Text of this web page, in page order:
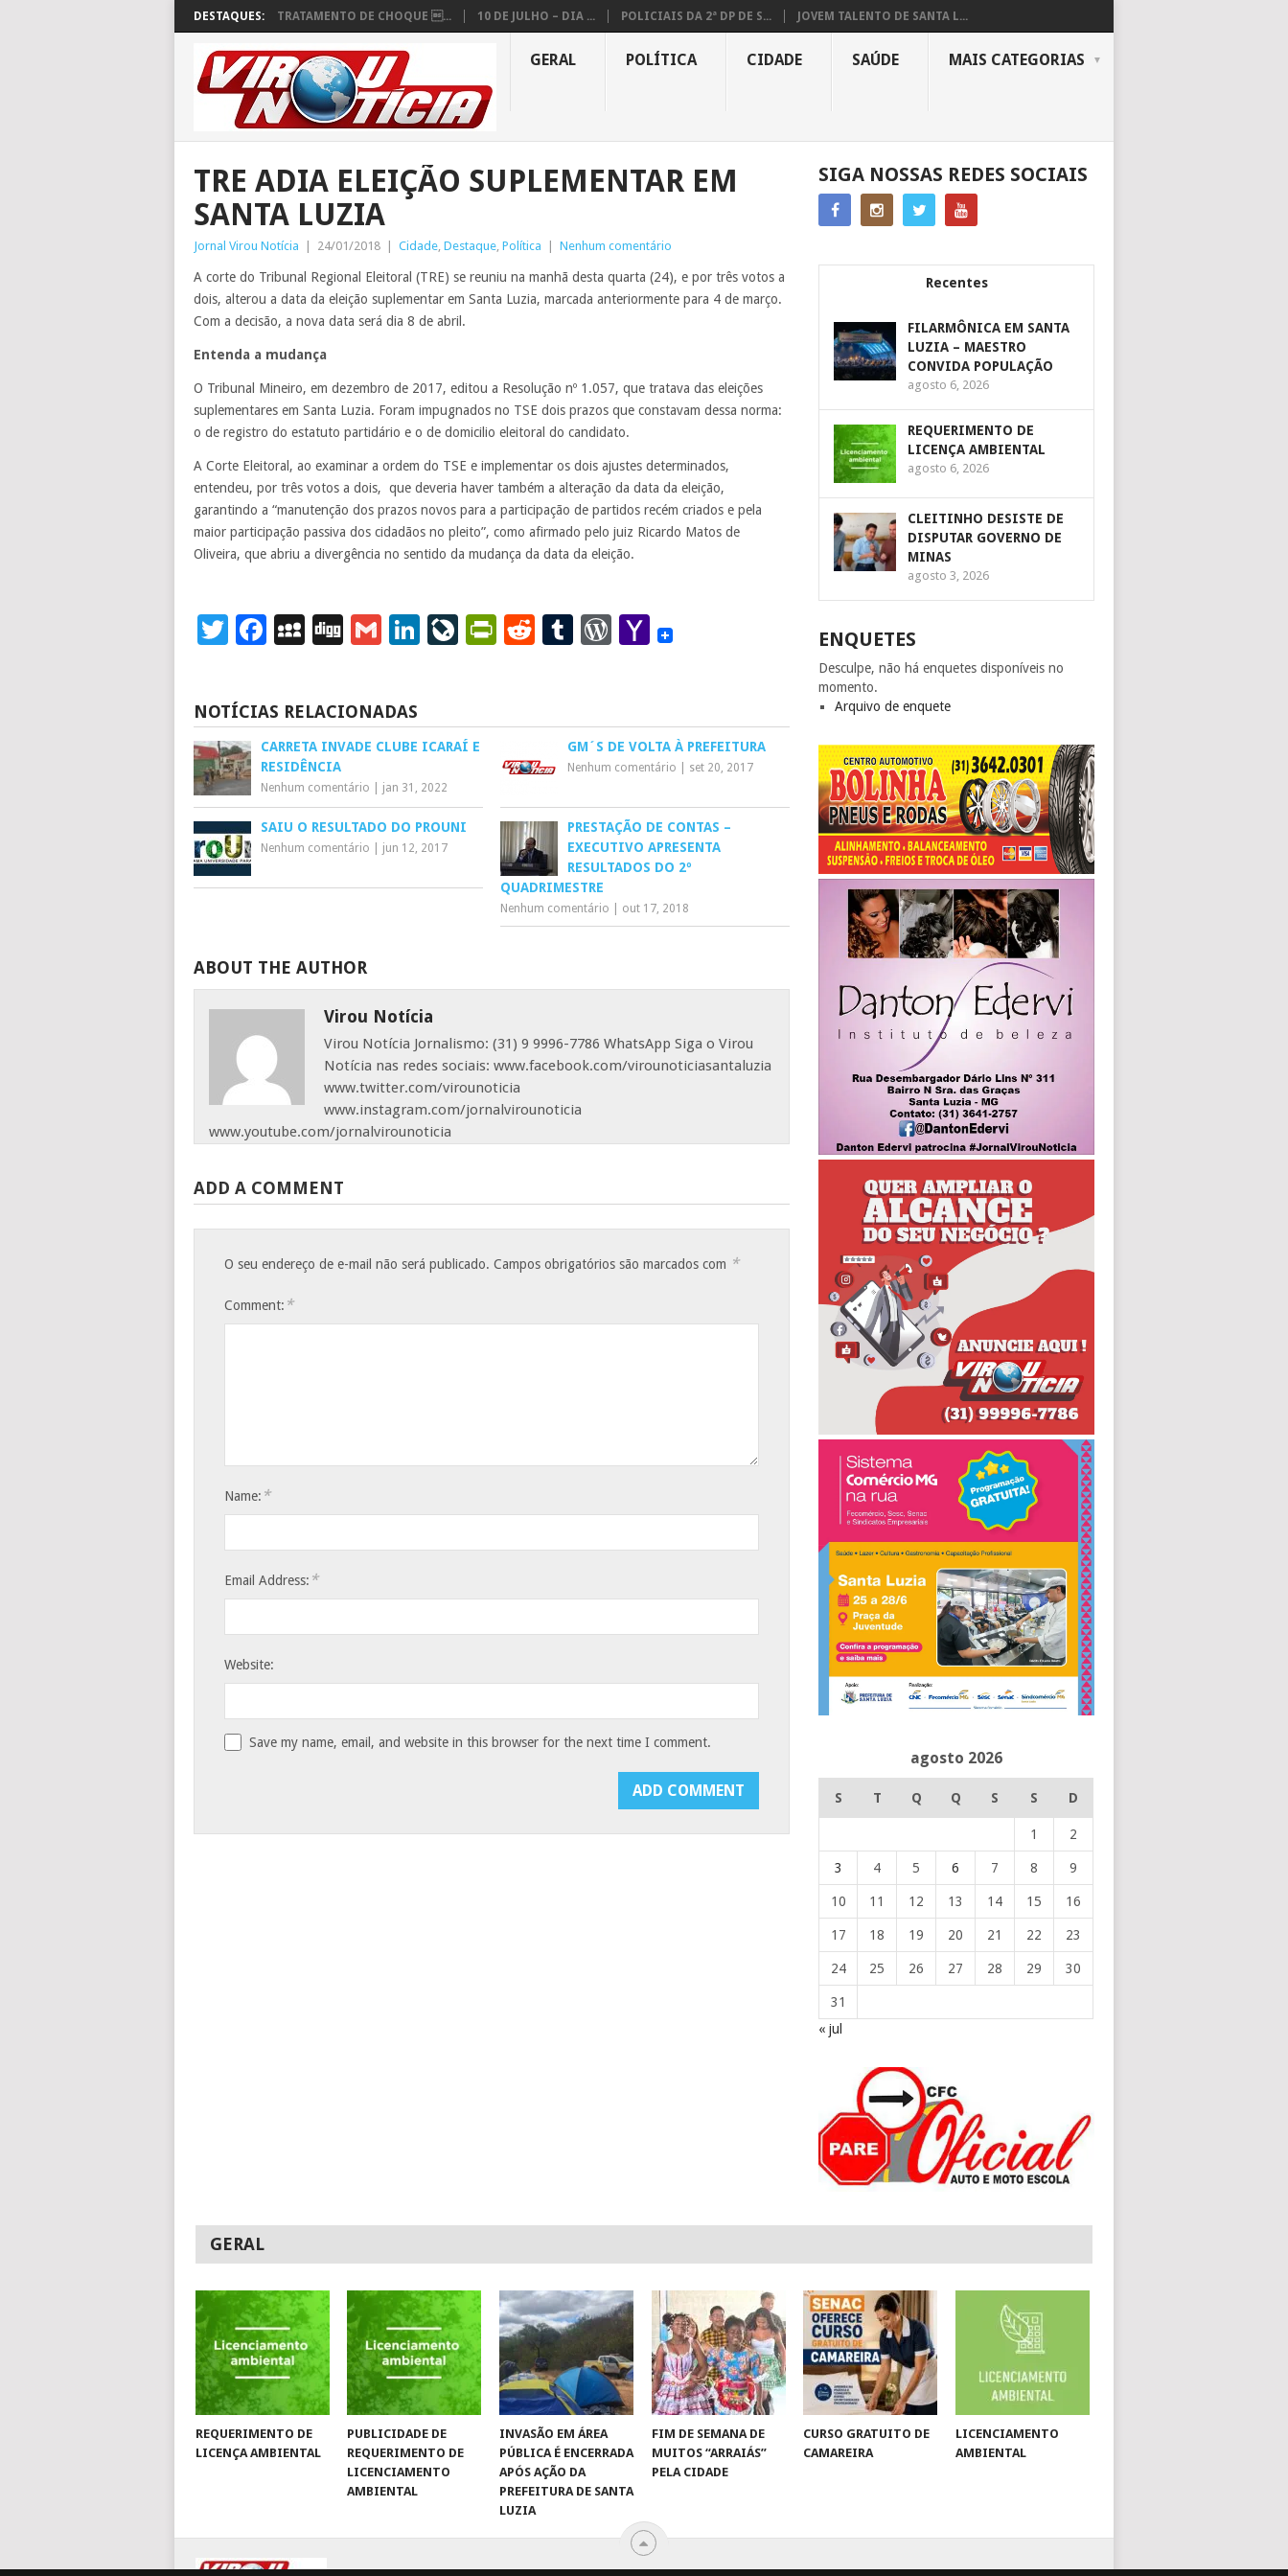
DESTAQUES: TRATAMENTO DE CHOQUE ... 10 DE JULHO – DIA ... POLICIAIS DA 2ª DP DE S... JOVEM TALENTO DE SANTA L...
GERAL POLÍTICA CIDADE SAÚDE MAIS CATEGORIAS
TRE ADIA ELEIÇÃO SUPLEMENTAR EM
SANTA LUZIA
Jornal Virou Notícia 24/01/2018 Cidade, Destaque, Política Nenhum comentário
A corte do Tribunal Regional Eleitoral (TRE) se reuniu na manhã desta quarta (24), e por três votos a
dois, alterou a data da eleição suplementar em Santa Luzia, marcada anteriormente para 4 de março.
Com a decisão, a nova data será dia 8 de abril.
Entenda a mudança
O Tribunal Mineiro, em dezembro de 2017, editou a Resolução nº 1.057, que tratava das eleições
suplementares em Santa Luzia. Foram impugnados no TSE dois prazos que constavam dessa norma:
o de registro do estatuto partidário e o de domicilio eleitoral do candidato.
A Corte Eleitoral, ao examinar a ordem do TSE e implementar os dois ajustes determinados,
entendeu, por três votos a dois, que deveria haver também a alteração da data da eleição,
garantindo a “manutenção dos prazos novos para a participação de partidos recém criados e pela
maior participação passiva dos cidadãos no pleito”, como afirmado pelo juiz Ricardo Matos de
Oliveira, que abriu a divergência no sentido da mudança da data da eleição.
Twitter
Facebook
MySpace
DiggGmailLinkedIn
LiveJournal
PrintFriendly
RedditTumblr
WordPress
Yahoo
NOTÍCIAS RELACIONADAS
CARRETA INVADE CLUBE ICARAÍ E
RESIDÊNCIA
Nenhum comentário jan 31, 2022
GM´S DE VOLTA À PREFEITURA
Nenhum comentário set 20, 2017
SAIU O RESULTADO DO PROUNI
Nenhum comentário jun 12, 2017
PRESTAÇÃO DE CONTAS –
EXECUTIVO APRESENTA
RESULTADOS DO 2º
QUADRIMESTRE
Nenhum comentário out 17, 2018
ABOUT THE AUTHOR
Virou Notícia
Virou Notícia Jornalismo: (31) 9 9996-7786 WhatsApp Siga o Virou
Notícia nas redes sociais: www.facebook.com/virounoticiasantaluzia
www.twitter.com/virounoticia
www.instagram.com/jornalvirounoticia
www.youtube.com/jornalvirounoticia
ADD A COMMENT
O seu endereço de e-mail não será publicado. Campos obrigatórios são marcados com *
Comment: *
Name: *
Email Address: *
Website:
Save my name, email, and website in this browser for the next time I comment.
SIGA NOSSAS REDES SOCIAIS
Recentes
FILARMÔNICA EM SANTA
LUZIA – MAESTRO
CONVIDA POPULAÇÃO
agosto 6, 2026
REQUERIMENTO DE
LICENÇA AMBIENTAL
agosto 6, 2026
CLEITINHO DESISTE DE
DISPUTAR GOVERNO DE
MINAS
agosto 3, 2026
ENQUETES
Desculpe, não há enquetes disponíveis no
momento.
Arquivo de enquete
agosto 2026
S T Q Q S S D
1 2
3 4 5 6 7 8 9
10 11 12 13 14 15 16
17 18 19 20 21 22 23
24 25 26 27 28 29 30
31
« jul
GERAL
REQUERIMENTO DE
LICENÇA AMBIENTAL
PUBLICIDADE DE
REQUERIMENTO DE
LICENCIAMENTO
AMBIENTAL
INVASÃO EM ÁREA
PÚBLICA É ENCERRADA
APÓS AÇÃO DA
PREFEITURA DE SANTA
LUZIA
FIM DE SEMANA DE
MUITOS “ARRAIÁS”
PELA CIDADE
CURSO GRATUITO DE
CAMAREIRA
LICENCIAMENTO
AMBIENTAL